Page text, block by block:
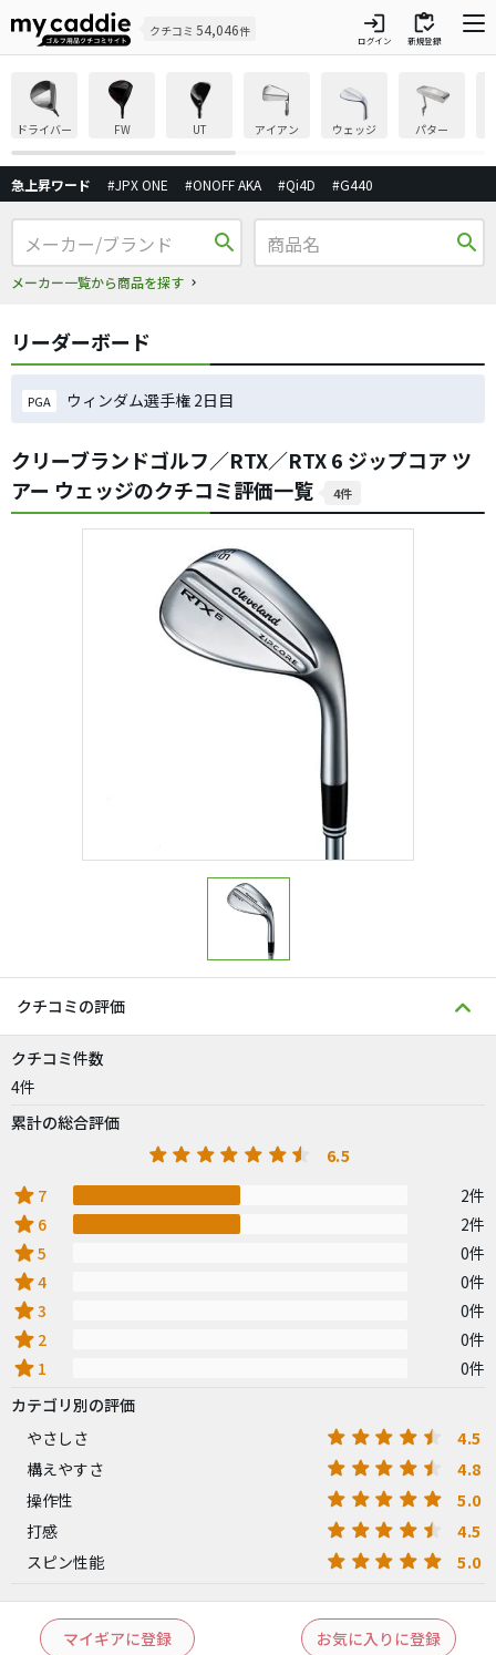
クチコミ 54,046件 login
ログイン
inventory
新規登録
ドライバー FW UT アイアン ウェッジ パター
急上昇ワード #JPX ONE #ONOFF AKA #Qi4D #G440
search
メーカー一覧から商品を探す
search
リーダーボード
PGA ウィンダム選手権 2日目
クリーブランドゴルフ／RTX／RTX 6 ジップコア ツ
アー ウェッジのクチコミ評価一覧
4件
クチコミの評価
クチコミ件数
4件
累計の総合評価
6.5
star 7 2件
star 6 2件
star5 0件
star4 0件
star3 0件
star 2 0件
star 1
0件
カテゴリ別の評価
やさしさ
4.5
構えやすさ 4.8
操作性 5.0
打感 4.5
スピン性能 5.0
マイギアに登録 お気に入りに登録